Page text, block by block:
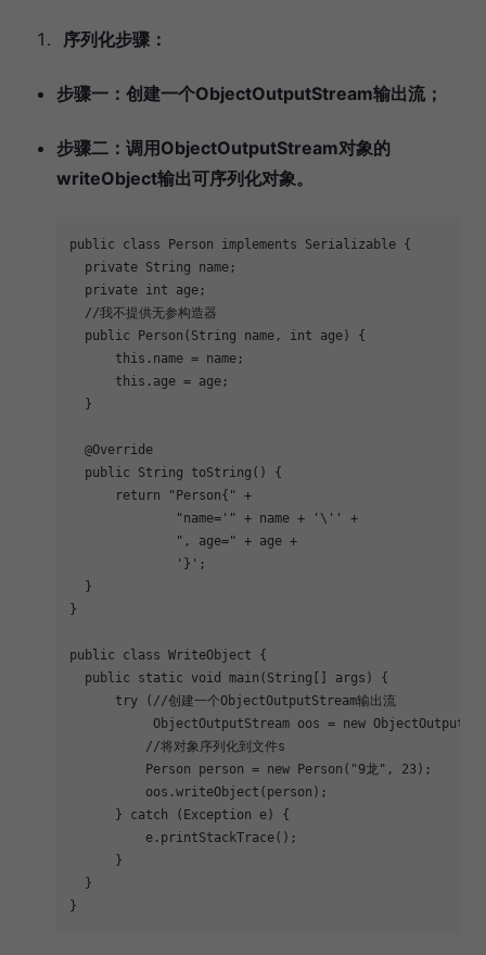
序列化步骤：
步骤一：创建一个ObjectOutputStream输出流；
步骤二：调用ObjectOutputStream对象的
writeObject输出可序列化对象。
public class Person implements Serializable {
private String name;
private int age;
//我不提供无参构造器
public
Person (String name, int age)
{
this .name = name;
this .age = age;
}
@Override
public String toString ()
{
return
"Person{"
+
"name='"
+ name + '\''
+
", age="
+ age +
'}' ;
}
}
public class WriteObject
{
public
static void main (String[] args)
{
try ( //创建一个ObjectOutputStream输出流
ObjectOutputStream oos = new
//将对象序列化到文件s
Person person = new Person( "9龙" , 23 );
oos.writeObject(person);
} catch (Exception e) {
e.printStackTrace();
}
}
}